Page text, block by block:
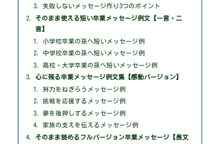
失敗しないメッセージ作り3つのポイント
そのまま使える短い卒業メッセージ例文【一言・二
言】
小学校卒業の孫へ短いメッセージ例
中学校卒業の孫へ短いメッセージ例
高校・大学卒業の孫へ短いメッセージ例
心に残る卒業メッセージ例文集【感動バージョン】
努力をねぎらうメッセージ例
挑戦を応援するメッセージ例
夢を後押しするメッセージ例
家族の支えを伝えるメッセージ例
そのまま読めるフルバージョン卒業メッセージ【長文